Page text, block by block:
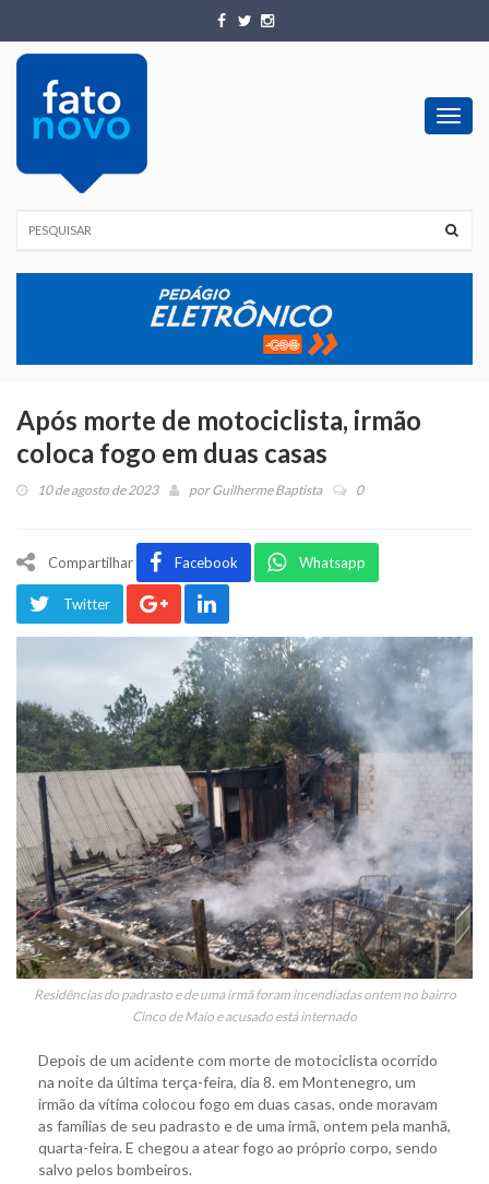
Após morte de motociclista, irmão
coloca fogo em duas casas
10 de agosto de 2023 porGuilherme Baptista 0
Compartilhar Facebook Whatsapp
Twitter
Residências do padrasto e de uma irmã foram incendiadas ontem no bairro
Cinco de Maio e acusado está internado
Depois de um acidente com morte de motociclista ocorrido
na noite da última terça-feira, dia 8. em Montenegro, um
irmão da vítima colocou fogo em duas casas, onde moravam
as famílias de seu padrasto e de uma irmã, ontem pela manhã,
quarta-feira. E chegou a atear fogo ao próprio corpo, sendo
salvo pelos bombeiros.